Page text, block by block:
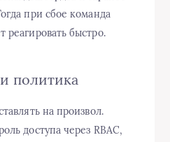
при сбое команда
быстро.
политикa
на произвол.
доступа через RBAC,